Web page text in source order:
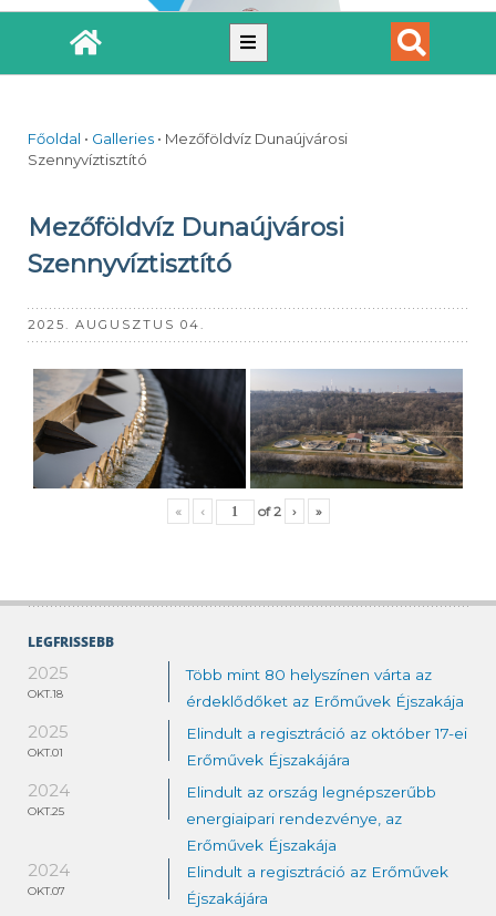
LEGFRISSEBB
2025
OKT.18
Több mint 80 helyszínen várta az
érdeklődőket az Erőművek Éjszakája
2025
OKT.01
Elindult a regisztráció az október 17-ei
Erőművek Éjszakájára
2024
OKT.25
Elindult az ország legnépszerűbb
energiaipari rendezvénye, az
Erőművek Éjszakája
2024
OKT.07
Elindult a regisztráció az Erőművek
Éjszakájára
Főoldal • Galleries • Mezőföldvíz Dunaújvárosi
Szennyvíztisztító
Mezőföldvíz Dunaújvárosi
Szennyvíztisztító
2025. AUGUSZTUS 04.
« ‹ of2 › »